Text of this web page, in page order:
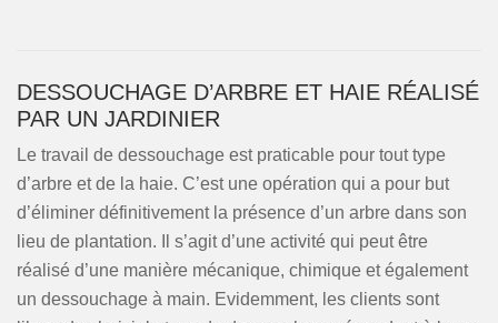
DESSOUCHAGE D’ARBRE ET HAIE RÉALISÉ
PAR UN JARDINIER
Le travail de dessouchage est praticable pour tout type
d’arbre et de la haie. C’est une opération qui a pour but
d’éliminer définitivement la présence d’un arbre dans son
lieu de plantation. Il s’agit d’une activité qui peut être
réalisé d’une manière mécanique, chimique et également
un dessouchage à main. Evidemment, les clients sont